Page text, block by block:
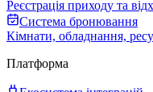
Реєстрація приходу та
Система бронювання
Кімнати, обладнання,
Платформа